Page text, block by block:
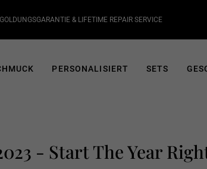
Diashow
& LIFETIME REPAIR SERVICE
PERSONALISIERT SETS
- Start The Year